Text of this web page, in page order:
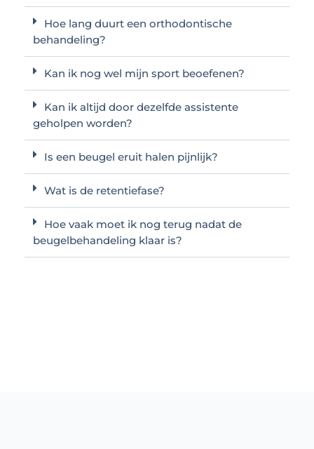
Hoe lang duurt een orthodontische
behandeling?
Kan ik nog wel mijn sport beoefenen?
Kan ik altijd door dezelfde assistente
geholpen worden?
Is een beugel eruit halen pijnlijk?
Wat is de retentiefase?
Hoe vaak moet ik nog terug nadat de
beugelbehandeling klaar is?